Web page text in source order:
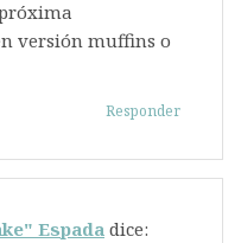
versión muffins o
Responder
Espada dice: